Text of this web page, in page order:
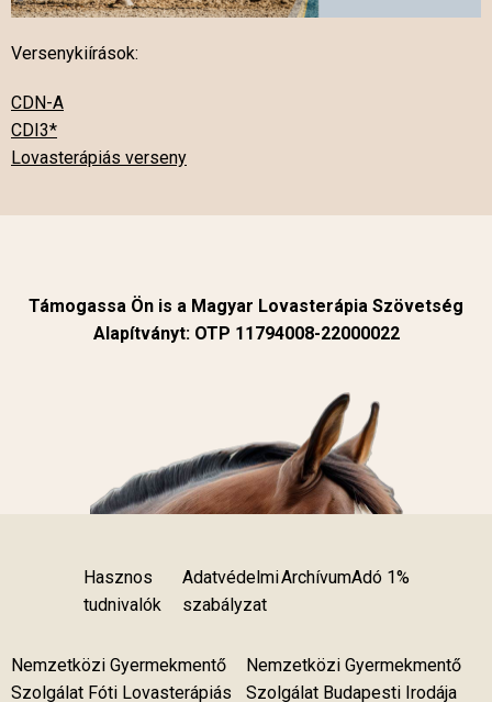
Versenykiírások:
CDN-A
CDI3*
Lovasterápiás verseny
Támogassa Ön is a Magyar Lovasterápia Szövetség
Alapítványt: OTP 11794008-22000022
Hasznos
tudnivalók
Adatvédelmi
szabályzat
ArchívumAdó 1%
Nemzetközi Gyermekmentő
Szolgálat Fóti Lovasterápiás
Nemzetközi Gyermekmentő
Szolgálat Budapesti Irodája